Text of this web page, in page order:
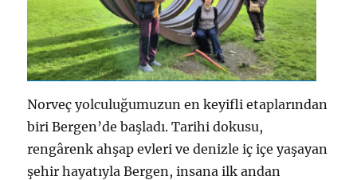
Norveç yolculuğumuzun en keyifli etaplarından
biri Bergen’de başladı. Tarihi dokusu,
rengârenk ahşap evleri ve denizle iç içe yaşayan
şehir hayatıyla Bergen, insana ilk andan